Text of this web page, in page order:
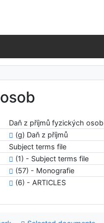
Daň z příjmů fyzických osob
(g) Daň z příjmů
Subject terms file
(1) - Subject terms file
(57) - Monografie
(6) - ARTICLES